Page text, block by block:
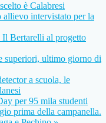
è Calabresi
intervistato per la
Bertarelli al progetto
superiori, ultimo giorno di
a scuola, le
per 95 mila studenti
prima della campanella.